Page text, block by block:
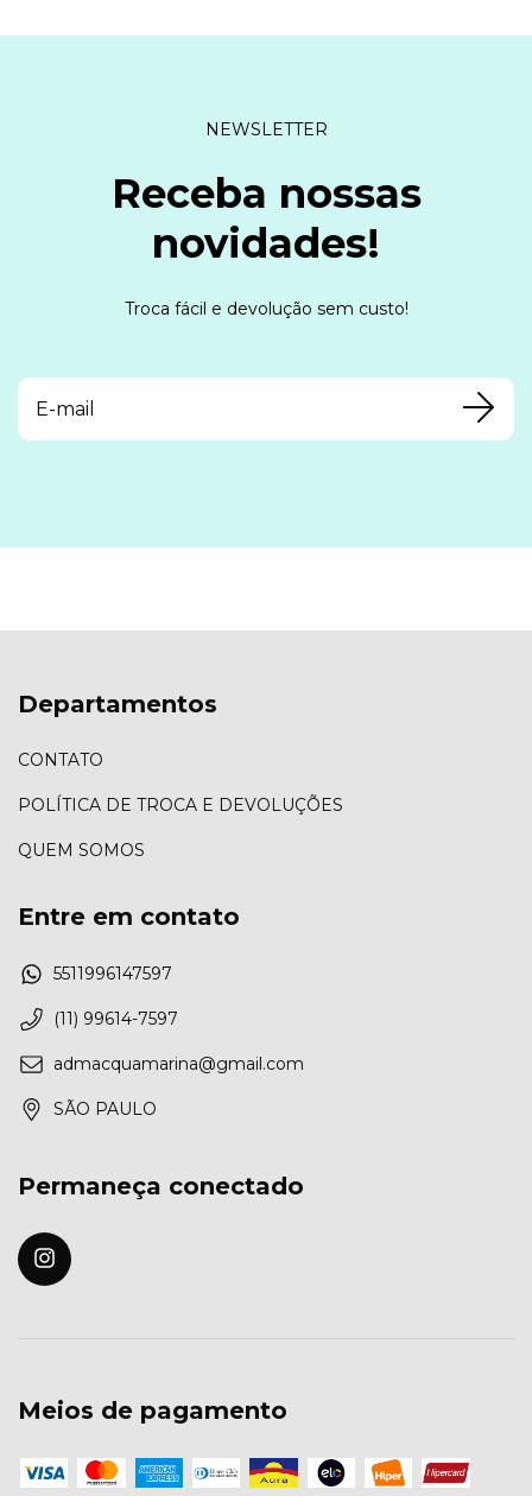
NEWSLETTER
Receba nossas
novidades!
Troca fácil e devolução sem custo!
Departamentos
CONTATO
POLÍTICA DE TROCA E DEVOLUÇÕES
QUEM SOMOS
Entre em contato
5511996147597
(11) 99614-7597
admacquamarina@gmail.com
SÃO PAULO
Permaneça conectado
Meios de pagamento